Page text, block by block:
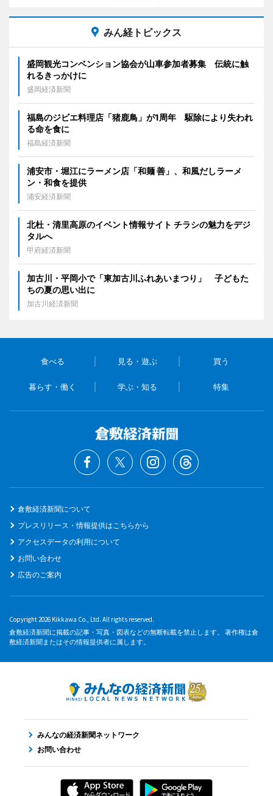
みん経トピックス
盛岡観光コンベンション協会が山車参加者募集 伝統に触
れるきっかけに
盛岡経済新聞
福島のジビエ料理店「猪鹿鳥」が1周年 駆除により失われ
る命を食に
福島経済新聞
浦安市・堀江にラーメン店「和麺 善」、和風だしラーメ
ン・和食を提供
浦安経済新聞
北杜・清里高原のイベント情報サイト チラシの魅力をデジ
タルへ
甲府経済新聞
加古川・平岡小で「東加古川ふれあいまつり」 子どもた
ちの夏の思い出に
加古川経済新聞
食べる 見る・遊ぶ 買う
暮らす・働く 学ぶ・知る 特集
倉敷経済新聞について
プレスリリース・情報提供はこちらから
アクセスデータの利用について
お問い合わせ
広告のご案内
Copyright 2026 Kikkawa Co., Ltd. All rights reserved.
倉敷経済新聞に掲載の記事・写真・図表などの無断転載を禁止します。 著作権は倉
敷経済新聞またはその情報提供者に属します。
みんなの経済新聞ネットワーク
お問い合わせ